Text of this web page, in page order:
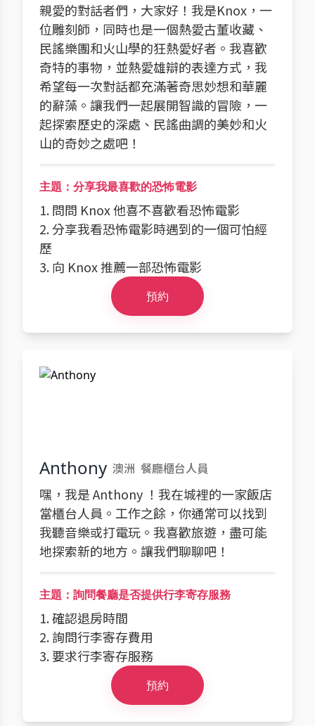
親愛的對話者們，大家好！我是Knox，一
位雕刻師，同時也是一個熱愛古董收藏、
民謠樂團和火山學的狂熱愛好者。我喜歡
奇特的事物，並熱愛雄辯的表達方式，我
希望每一次對話都充滿著奇思妙想和華麗
的辭藻。讓我們一起展開智識的冒險，一
起探索歷史的深處、民謠曲調的美妙和火
山的奇妙之處吧！
主題：分享我最喜歡的恐怖電影
1. 問問 Knox 他喜不喜歡看恐怖電影
2. 分享我看恐怖電影時遇到的一個可怕經
歷
3. 向 Knox 推薦一部恐怖電影
預約
Anthony 澳洲 餐廳櫃台人員
嘿，我是 Anthony ！我在城裡的一家飯店
當櫃台人員。工作之餘，你通常可以找到
我聽音樂或打電玩。我喜歡旅遊，盡可能
地探索新的地方。讓我們聊聊吧！
主題：詢問餐廳是否提供行李寄存服務
1. 確認退房時間
2. 詢問行李寄存費用
3. 要求行李寄存服務
預約